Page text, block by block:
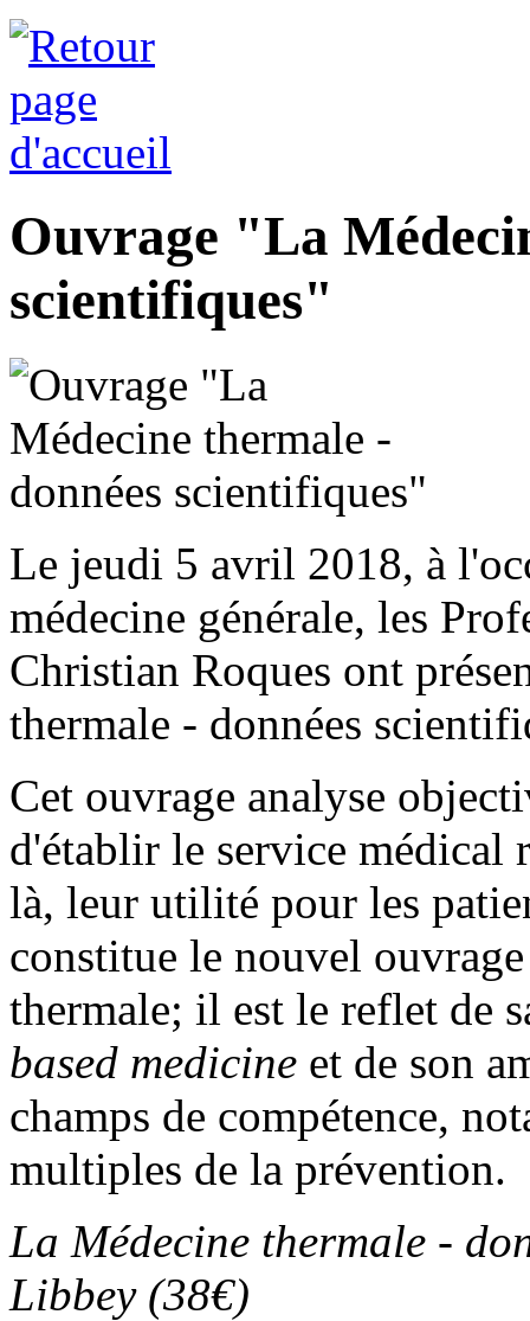
Ouvrage "La
scientifiques"
Le jeudi 5 avril 2018, à
médecine générale, les
Christian Roques ont
thermale - données
Cet ouvrage analyse
d'établir le service médical
là, leur utilité pour les
constitue le nouvel
thermale; il est le reflet de
based medicine et de son
champs de compétence,
multiples de la prévention.
La Médecine thermale -
Libbey (38€)